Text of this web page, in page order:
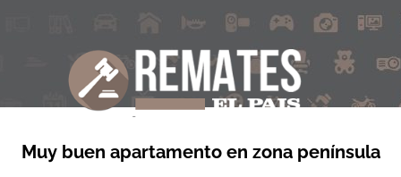
Muy buen apartamento en zona península